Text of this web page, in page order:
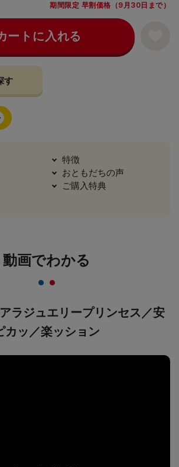
期間限定 早割価格（9月30日まで）
ートに入れる
す
特徴
おともだちの声
ご購入特典
動画でわかる
ラジュエリープリンセス／安
カッ／楽ッション